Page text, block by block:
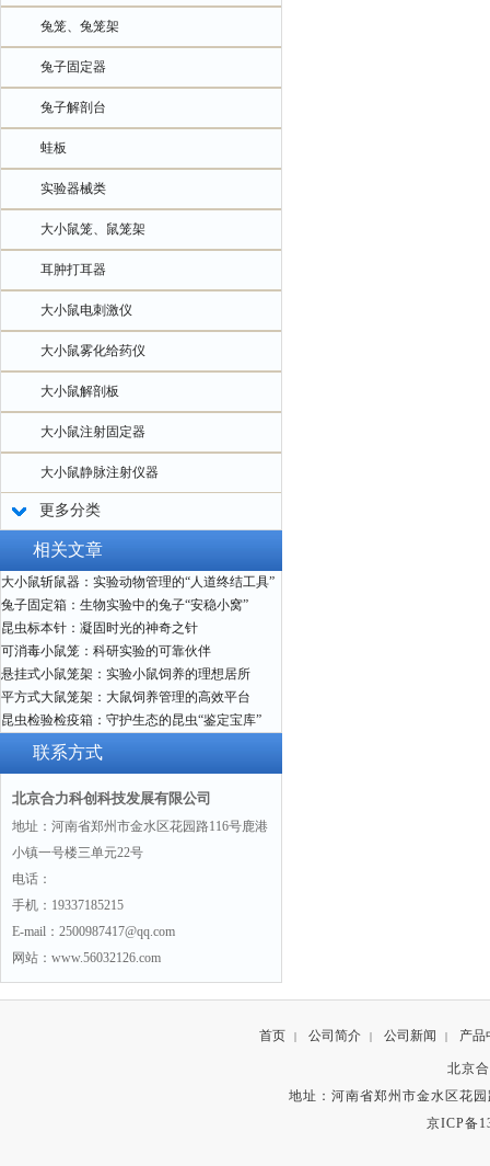
兔笼、兔笼架
兔子固定器
兔子解剖台
蛙板
实验器械类
大小鼠笼、鼠笼架
耳肿打耳器
大小鼠电刺激仪
大小鼠雾化给药仪
大小鼠解剖板
大小鼠注射固定器
大小鼠静脉注射仪器
更多分类
相关文章
大小鼠斩鼠器：实验动物管理的“人道终结工具”
兔子固定箱：生物实验中的兔子“安稳小窝”
昆虫标本针：凝固时光的神奇之针
可消毒小鼠笼：科研实验的可靠伙伴
悬挂式小鼠笼架：实验小鼠饲养的理想居所
平方式大鼠笼架：大鼠饲养管理的高效平台
昆虫检验检疫箱：守护生态的昆虫“鉴定宝库”
联系方式
北京合力科创科技发展有限公司
地址：河南省郑州市金水区花园路116号鹿港
小镇一号楼三单元22号
电话：
手机：19337185215
E-mail：2500987417@qq.com
网站：www.56032126.com
首页 | 公司简介 | 公司新闻 | 产品
北京
地址：河南省郑州市金水区花
京ICP备